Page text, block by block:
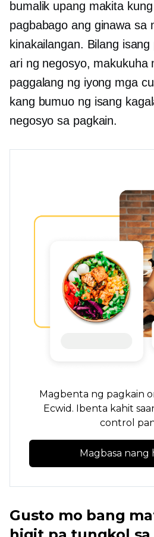
bumalik upang makita
pagbabago ang ginawa sa
kinakailangan. Bilang
ari ng negosyo, makukuha
paggalang ng iyong mga
kang bumuo ng isang
negosyo sa pagkain.
Magbenta ng pagkain
Ecwid. Ibenta kahit
control
Magbasa nang
Gusto mo bang